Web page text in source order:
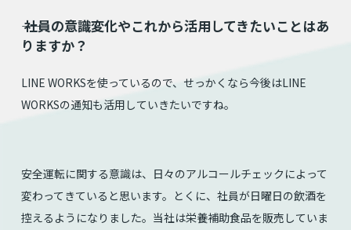
⸺ 社員の意識変化やこれから活用してきたいことはあ
りますか？
LINE WORKSを使っているので、せっかくなら今後はLINE
WORKSの通知も活用していきたいですね。
安全運転に関する意識は、日々のアルコールチェックによって
変わってきていると思います。とくに、社員が日曜日の飲酒を
控えるようになりました。当社は栄養補助食品を販売していま